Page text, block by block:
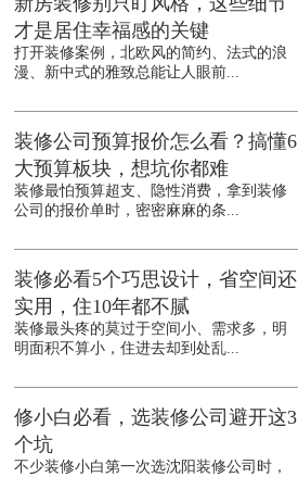
才是居住幸福感的关键
打开装修案例，北欧风的简约、法式的浪
漫、新中式的雅致总能让人眼前...
装修公司预算报价怎么看？搞懂6
大预算板块，想坑你都难
装修最怕预算超支、隐性消费，拿到装修
公司的报价单时，密密麻麻的条...
装修必看5个巧思设计，省空间还
实用，住10年都不腻
装修最头疼的莫过于空间小、需求多，明
明面积不算小，住进去却到处乱...
修小白必看，选装修公司避开这3
个坑
不少装修小白第一次选沈阳装修公司时，